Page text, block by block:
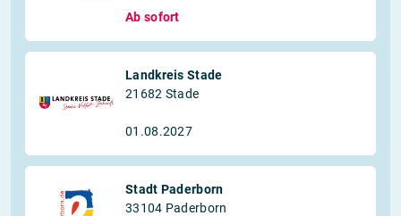
Ab sofort
Landkreis Stade
21682 Stade
01.08.2027
Stadt Paderborn
33104 Paderborn